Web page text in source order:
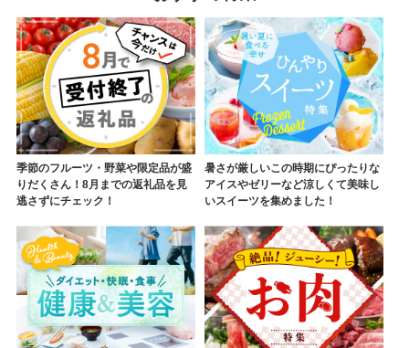
季節のフルーツ・野菜や限定品が盛
りだくさん！8月までの返礼品を見
逃さずにチェック！
暑さが厳しいこの時期にぴったりな
アイスやゼリーなど涼しくて美味し
いスイーツを集めました！